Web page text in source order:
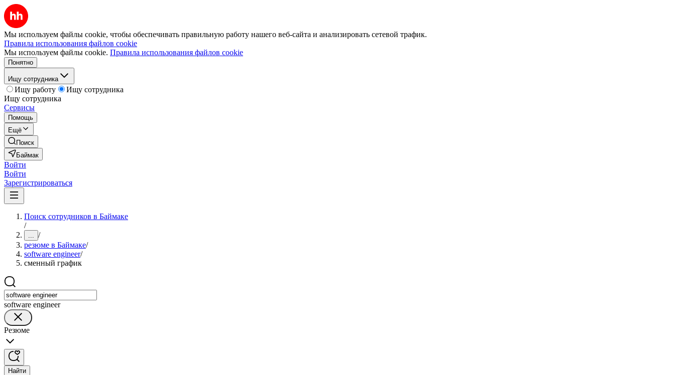
Мы используем файлы cookie, чтобы обеспечивать правильную работу нашего веб-сайта и анализировать сетевой трафик.
Правила использования файлов cookie
Мы используем файлы cookie. Правила использования файлов cookie
Понятно
Ищу сотрудника
Ищу работу
Ищу сотрудника
Ищу сотрудника
Сервисы
Помощь
Ещё
Поиск
Баймак
Войти
Войти
Зарегистрироваться
Поиск сотрудников в Баймаке
/
... /
резюме в Баймаке/
software engineer/
сменный график
software engineer
Резюме
Найти